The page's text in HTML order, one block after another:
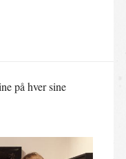
på hver sine